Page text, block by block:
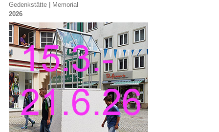
Gedenkstätte | Memorial
2026